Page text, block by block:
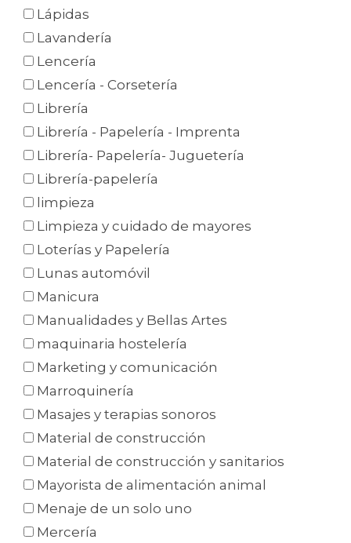
Lápidas
Lavandería
Lencería
Lencería - Corsetería
Librería
Librería - Papelería - Imprenta
Librería- Papelería- Juguetería
Librería-papelería
limpieza
Limpieza y cuidado de mayores
Loterías y Papelería
Lunas automóvil
Manicura
Manualidades y Bellas Artes
maquinaria hostelería
Marketing y comunicación
Marroquinería
Masajes y terapias sonoros
Material de construcción
Material de construcción y sanitarios
Mayorista de alimentación animal
Menaje de un solo uno
Mercería